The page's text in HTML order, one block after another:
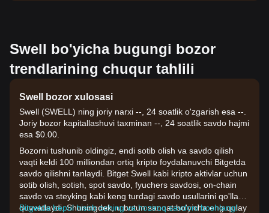
Swell bo'yicha bugungi bozor
trendlarining chuqur tahlili
Swell bozor xulosasi
Swell (SWELL) ning joriy narxi --, 24 soatlik o'zgarish esa --.
Joriy bozor kapitallashuvi taxminan --, 24 soatlik savdo hajmi
esa $0.00.
Bozorni tushunib oldingiz, endi sotib olish va savdo qilish
vaqti keldi 100 milliondan ortiq kripto foydalanuvchi Bitgetda
savdo qilishni tanlaydi. Bitget Swell kabi kripto aktivlar uchun
sotib olish, sotish, spot savdo, fyuchers savdosi, on-chain
savdo va steyking kabi keng turdagi savdo usullarini qo'llab-
quvvatlaydi. Shuningdek, u butun sanoat bo'yicha eng qulay
Bitgetda bepul hisob oching va hoziroq savdoni boshlang!